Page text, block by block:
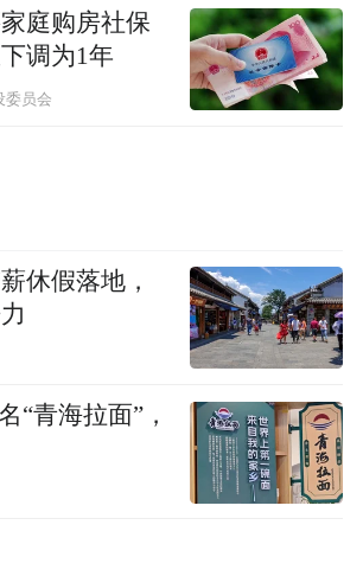
念，统筹发展和安全，坚决
故发生，以安全底色护航高
作品内容(包括在内的视频、图片或音
自媒体平台“大风号”用户上传并发
信息存储空间服务。
if any) is uploaded and posted
Hao, which is a social media
provides information storage
庭购房社保
调为1年
委员会
休假落地，
“青海拉面”，